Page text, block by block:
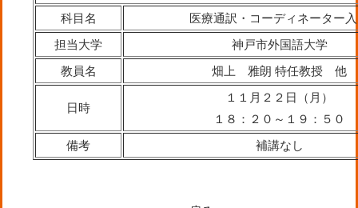
科目名
医療通訳・コーディネーター
担当大学
神戸市外国語大学
教員名
畑上 雅朗 特任教授 他
日時
１１月２２日（月）
１８：２０～１９：５０
備考
補講なし